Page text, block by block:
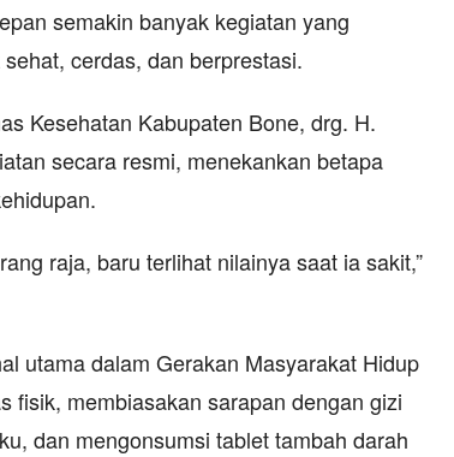
semakin banyak kegiatan yang
cerdas, dan berprestasi.
Kesehatan Kabupaten Bone, drg. H.
secara resmi, menekankan betapa
raja, baru terlihat nilainya saat ia sakit,”
utama dalam Gerakan Masyarakat Hidup
fisik, membiasakan sarapan dengan gizi
dan mengonsumsi tablet tambah darah